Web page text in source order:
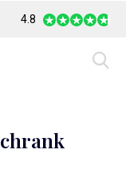
Safe Payment
4.8